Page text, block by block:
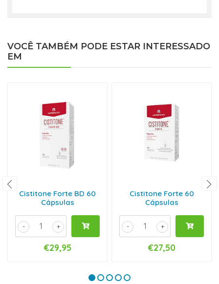
VOCÊ TAMBÉM PODE ESTAR INTERESSADO
EM
Cistitone Forte BD 60
Cápsulas
+
-
€29,95
Cistitone Forte 60
Cápsulas
+
-
€27,50